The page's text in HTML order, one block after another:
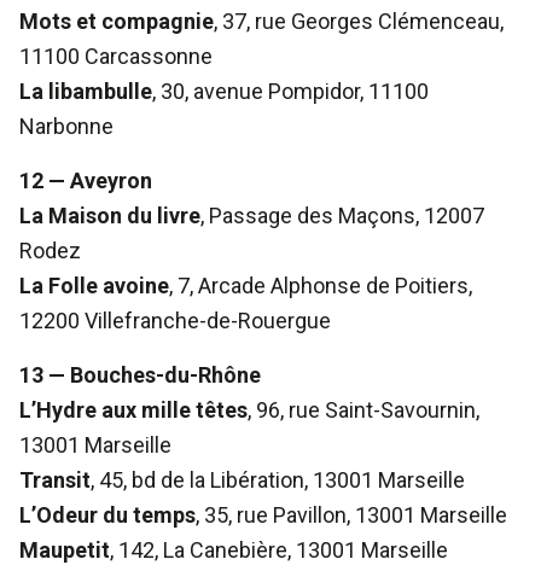
Mots et compagnie, 37, rue Georges Clémenceau,
11100 Carcassonne
La libambulle, 30, avenue Pompidor, 11100
Narbonne
12 — Aveyron
La Maison du livre, Passage des Maçons, 12007
Rodez
La Folle avoine, 7, Arcade Alphonse de Poitiers,
12200 Villefranche-de-Rouergue
13 — Bouches-du-Rhône
L’Hydre aux mille têtes, 96, rue Saint-Savournin,
13001 Marseille
Transit, 45, bd de la Libération, 13001 Marseille
L’Odeur du temps, 35, rue Pavillon, 13001 Marseille
Maupetit, 142, La Canebière, 13001 Marseille